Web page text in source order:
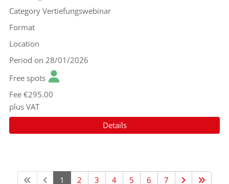
Category Vertiefungswebinar
Format
Location
Period on 28/01/2026
Free spots
Fee €295.00
plus VAT
Details
1 2 3 4 5 6 7